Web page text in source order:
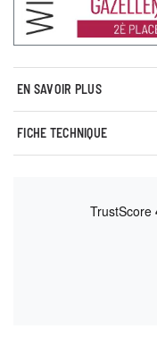
EN SAVOIR PLUS
FICHE TECHNIQUE